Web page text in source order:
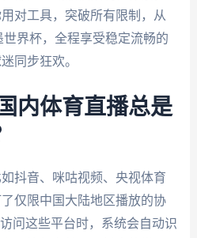
对工具，突破所有限制，从
界杯，全程享受稳定流畅的
同步狂欢。
内体育直播总是
抖音、咪咕视频、央视体育
仅限中国大陆地区播放的协
问这些平台时，系统会自动识